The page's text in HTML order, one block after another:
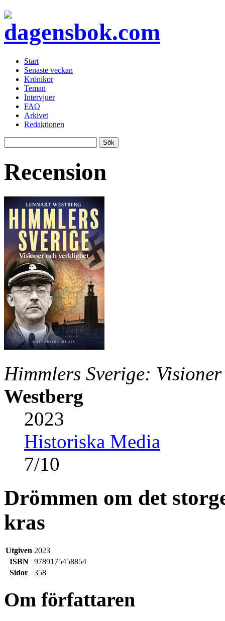
Start
Senaste veckan
Krönikor
Teman
Intervjuer
FAQ
Arkivet
Redaktionen
Recension
Himmlers Sverige:
Westberg
2023
Historiska Media
7/10
Drömmen om det
kras
Utgiven 2023
ISBN
9789175458854
Sidor
358
Om författaren